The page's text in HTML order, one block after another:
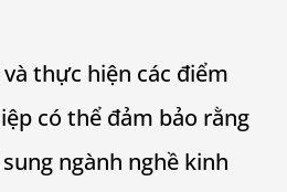
thực hiện các điểm
có thể đảm bảo rằng
ngành nghề kinh